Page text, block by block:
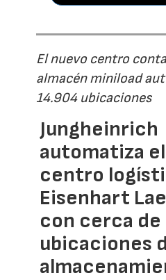
El nuevo centro
almacén miniload
14.904 ubicaciones
Jungheinrich
automatiza
centro
Eisenhart
con cerca
ubicaciones